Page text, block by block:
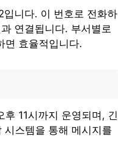
니다. 이 번호로 전화하
연결됩니다. 부서별로
면 효율적입니다.
11시까지 운영되며, 긴
스템을 통해 메시지를